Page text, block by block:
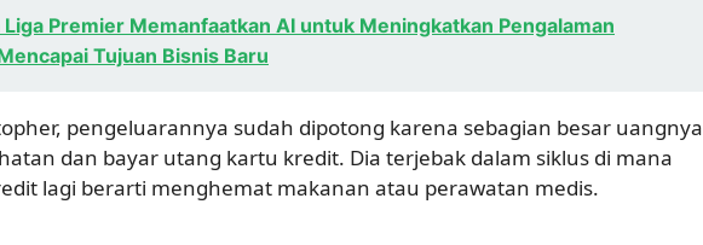
Liga Premier Memanfaatkan AI untuk Meningkatkan Pengalaman
Tujuan Bisnis Baru
pengeluarannya sudah dipotong karena sebagian besar uangnya
dan bayar utang kartu kredit. Dia terjebak dalam siklus di mana
lagi berarti menghemat makanan atau perawatan medis.